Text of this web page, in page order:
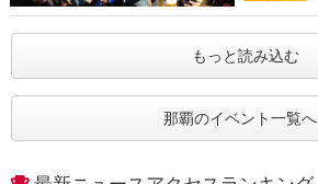
もっと読み込む
那覇のイベント一覧へ